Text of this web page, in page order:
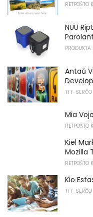
RETPOŜTO
NUU
PRODUKTA
Antaŭ
TTT-SERĈO
Mia
RETPOŜTO
Kiel
Mozilla
RETPOŜTO
Kio
TTT-SERĈO